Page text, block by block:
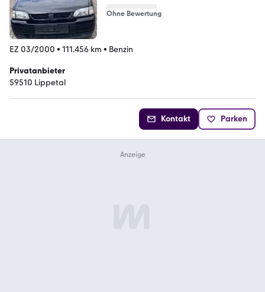
Ohne Bewertung
EZ 03/2000 • 111.456 km • Benzin
Privatanbieter
59510 Lippetal
Kontakt Parken